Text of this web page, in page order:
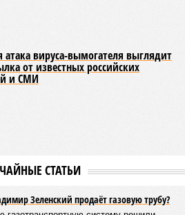
атака вируса-вымогателя выглядит
от известных российских
и СМИ
СТАТЬИ
Зеленский продаёт газовую трубу?